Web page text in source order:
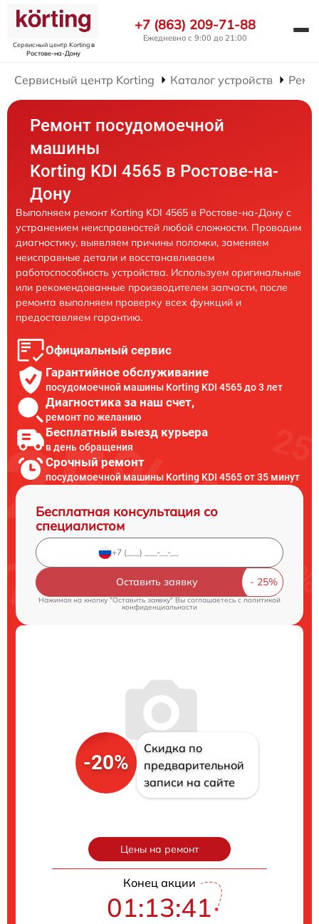
Сервисный центр Kortingв
Ростове-на-Дону
+7 (863) 209-71-88
Ежедневно с 9:00 до 21:00
Сервисный центр Korting Каталог устройств
Ремонт посудомоечной
машины
Korting KDI 4565 в Ростове-на-
Дону
Выполняем ремонт Korting KDI 4565 в Ростове-на-Дону с
устранением неисправностей любой сложности. Проводим
диагностику, выявляем причины поломки, заменяем
неисправные детали и восстанавливаем
работоспособность устройства. Используем оригинальные
или рекомендованные производителем запчасти, после
ремонта выполняем проверку всех функций и
предоставляем гарантию.
Официальный сервис
Гарантийное обслуживание
посудомоечной машины Korting KDI 4565 до 3 лет
Диагностика за наш счет,
ремонт по желанию
Бесплатный выезд курьера
в день обращения
Срочный ремонт
посудомоечной машины Korting KDI 4565 от 35 минут
Бесплатная консультация со
специалистом
Оставить заявку
Нажимая на кнопку "Оставить заявку" Вы соглашаетесь cполитикой
конфиденциальности
-20%
Скидка по
предварительной
записи на сайте
Цены на ремонт
Конец акции
01:13:40